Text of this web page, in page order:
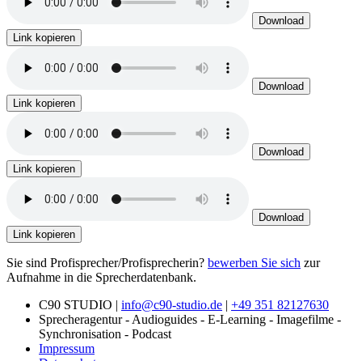
Download
Link kopieren
Download
Link kopieren
Download
Link kopieren
Download
Link kopieren
Sie sind Profisprecher/Profisprecherin? bewerben Sie sich zur
Aufnahme in die Sprecherdatenbank.
C90 STUDIO | info@c90-studio.de | +49 351 82127630
Sprecheragentur - Audioguides - E-Learning - Imagefilme -
Synchronisation - Podcast
Impressum